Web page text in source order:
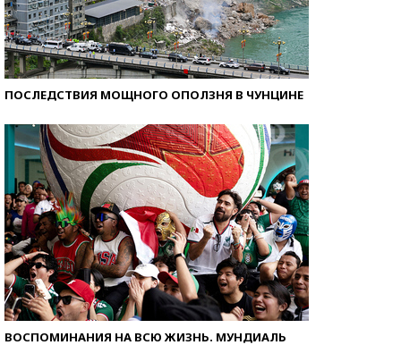
ПОСЛЕДСТВИЯ МОЩНОГО ОПОЛЗНЯ В ЧУНЦИНЕ
ВОСПОМИНАНИЯ НА ВСЮ ЖИЗНЬ. МУНДИАЛЬ